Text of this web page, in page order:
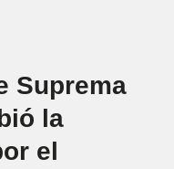
Suprema
la
el